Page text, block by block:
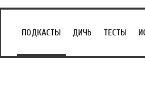
ПОДКАСТЫ ДИЧЬ ТЕСТЫ